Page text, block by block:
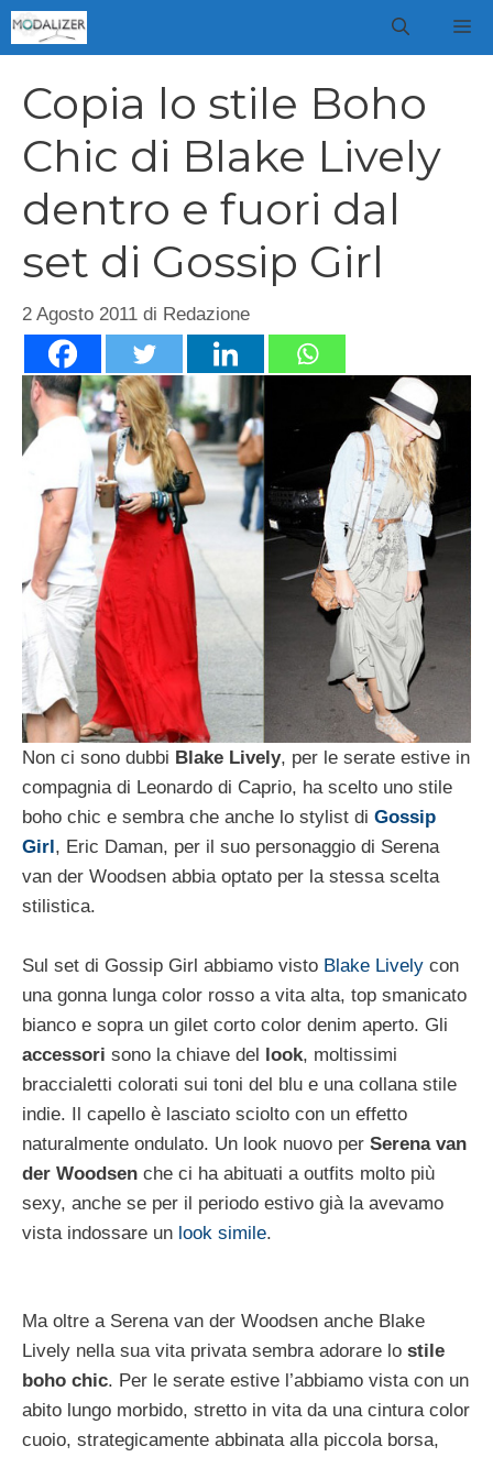
Vai
al
Copia lo stile Boho
Chic di Blake Lively
dentro e fuori dal
set di Gossip Girl
2 Agosto 2011 di Redazione
Non ci sono dubbi Blake Lively, per le serate estive in
compagnia di Leonardo di Caprio, ha scelto uno stile
boho chic e sembra che anche lo stylist di Gossip
Girl, Eric Daman, per il suo personaggio di Serena
van der Woodsen abbia optato per la stessa scelta
stilistica.
Sul set di Gossip Girl abbiamo visto Blake Lively con
una gonna lunga color rosso a vita alta, top smanicato
bianco e sopra un gilet corto color denim aperto. Gli
accessori sono la chiave del look, moltissimi
braccialetti colorati sui toni del blu e una collana stile
indie. Il capello è lasciato sciolto con un effetto
naturalmente ondulato. Un look nuovo per Serena van
der Woodsen che ci ha abituati a outfits molto più
sexy, anche se per il periodo estivo già la avevamo
vista indossare un look simile.
Ma oltre a Serena van der Woodsen anche Blake
Lively nella sua vita privata sembra adorare lo stile
boho chic. Per le serate estive l’abbiamo vista con un
abito lungo morbido, stretto in vita da una cintura color
cuoio, strategicamente abbinata alla piccola borsa,